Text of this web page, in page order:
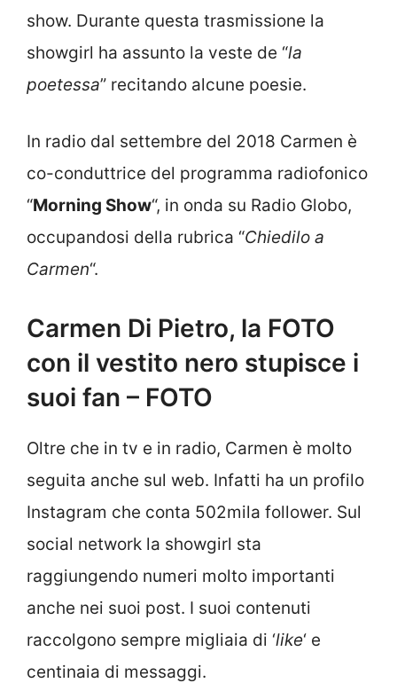
show. Durante questa trasmissione la
showgirl ha assunto la veste de “la
poetessa” recitando alcune poesie.
In radio dal settembre del 2018 Carmen è
co-conduttrice del programma radiofonico
“Morning Show“, in onda su Radio Globo,
occupandosi della rubrica “Chiedilo a
Carmen“.
Carmen Di Pietro, la FOTO
con il vestito nero stupisce i
suoi fan – FOTO
Oltre che in tv e in radio, Carmen è molto
seguita anche sul web. Infatti ha un profilo
Instagram che conta 502mila follower. Sul
social network la showgirl sta
raggiungendo numeri molto importanti
anche nei suoi post. I suoi contenuti
raccolgono sempre migliaia di ‘like‘ e
centinaia di messaggi.